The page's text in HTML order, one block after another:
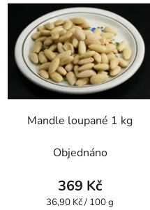
Mandle loupané 1 kg
Objednáno
369 Kč
Měrná
36,90 Kč / 100 g